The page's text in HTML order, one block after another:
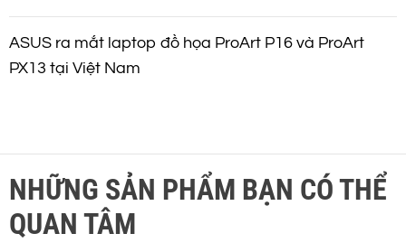
ASUS ra mắt laptop đồ họa ProArt P16 và ProArt
PX13 tại Việt Nam
NHỮNG SẢN PHẨM BẠN CÓ THỂ
QUAN TÂM